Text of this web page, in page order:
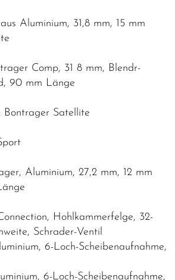
Aluminium, 31,8 mm, 15 mm
Comp, 31 8 mm, Blendr-
90 mm Länge
Bontrager Satellite
Aluminium, 27,2 mm, 12 mm
Hohlkammerfelge, 32-
Schrader-Ventil
6-Loch-Scheibenaufnahme,
6-Loch-Scheibenaufnahme,